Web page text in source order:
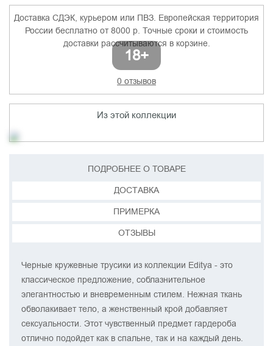
Доставка СДЭК, курьером или ПВЗ. Европейская территория
России бесплатно от 8000 р. Точные сроки и стоимость
доставки рассчитываются в корзине.
0 отзывов
Из этой коллекции
ПОДРОБНЕЕ О ТОВАРЕ
ДОСТАВКА
ПРИМЕРКА
ОТЗЫВЫ
Черные кружевные трусики из коллекции Editya - это
классическое предложение, соблазнительное
элегантностью и вневременным стилем. Нежная ткань
обволакивает тело, а женственный крой добавляет
сексуальности. Этот чувственный предмет гардероба
отлично подойдет как в спальне, так и на каждый день.